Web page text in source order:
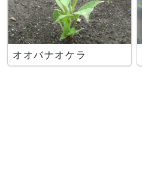
オオバナオケラ